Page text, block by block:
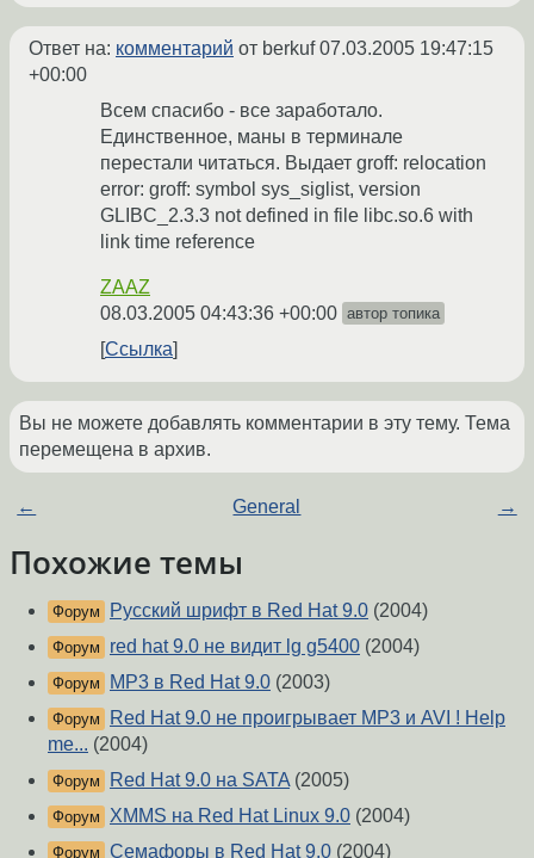
Ответ на: комментарий от berkuf07.03.2005 19:47:15
+00:00
Всем спасибо - все заработало.
Единственное, маны в терминале
перестали читаться. Выдает groff: relocation
error: groff: symbol sys_siglist, version
GLIBC_2.3.3 not defined in file libc.so.6 with
link time reference
ZAAZ
08.03.2005 04:43:36 +00:00 автор топика
Ссылка
Вы не можете добавлять комментарии в эту тему. Тема
перемещена в архив.
← General →
Похожие темы
Форум Русский шрифт в Red Hat 9.0 (2004)
Форум red hat 9.0 не видит lg g5400 (2004)
Форум MP3 в Red Hat 9.0 (2003)
Форум
Red Hat 9.0 не проигрывает MP3 и AVI ! Help
me... (2004)
Форум Red Hat 9.0 на SATA (2005)
Форум XMMS на Red Hat Linux 9.0 (2004)
Форум Семафоры в Red Hat 9.0 (2004)